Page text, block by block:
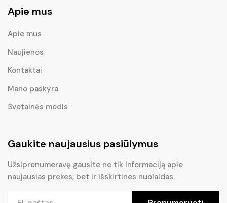
Apie mus
Apie mus
Naujienos
Kontaktai
Mano paskyra
Svetainės medis
Gaukite naujausius pasiūlymus
Užsiprenumeravę gausite ne tik informaciją apie
naujausias prekes, bet ir išskirtines nuolaidas.